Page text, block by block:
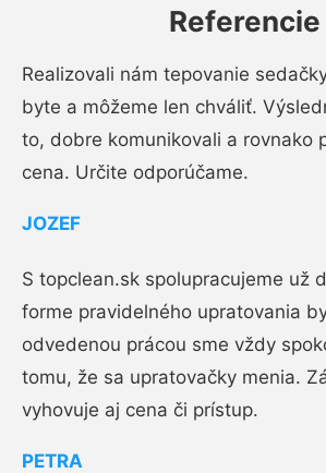
Referencie
Realizovali nám tepovanie
byte a môžeme len chváliť.
to, dobre komunikovali a rovnako
cena. Určite odporúčame.
JOZEF
S topclean.sk spolupracujeme už
forme pravidelného upratovania
odvedenou prácou sme vždy
tomu, že sa upratovačky menia.
vyhovuje aj cena či prístup.
PETRA